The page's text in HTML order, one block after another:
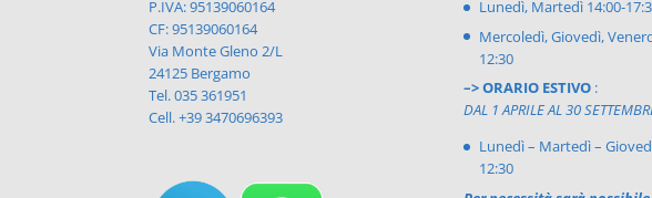
P.IVA: 95139060164
CF: 95139060164
Via Monte Gleno 2/L
24125 Bergamo
Tel. 035 361951
Cell. +39 3470696393
Lunedì, Martedì 14:00-
Mercoledì, Giovedì,
12:30
–> ORARIO ESTIVO:
DAL 1 APRILE AL 30
Lunedì – Martedì –
12:30